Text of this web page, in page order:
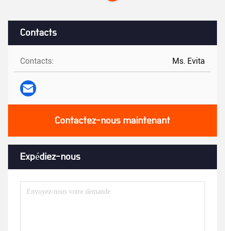
Contacts
Contacts: Ms. Evita
Contactez-nous maintenant
Expédiez-nous